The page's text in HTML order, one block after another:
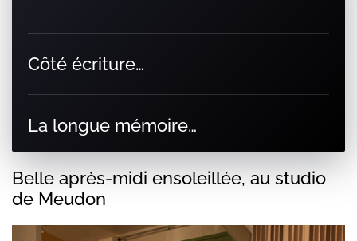
Côté écriture…
La longue mémoire…
Belle après-midi ensoleillée, au studio
de Meudon